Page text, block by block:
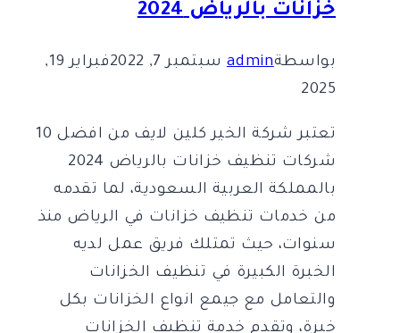
خزانات بالرياض 2024
بواسطةadmin سبتمبر 7, 2022
فبراير 19,
2025
تعتبر شركة الخير كلين لايف من افضل 10
شركات تنظيف خزانات بالرياض 2024
بالمملكة العربية السعودية، لما تقدمه
من خدمات تنظيف خزانات في الرياض منذ
سنوات، حيث تمتلك فريق عمل لديه
الخبرة الكبيرة في تنظيف الخزانات
والتعامل مع جيمع انواع الخزانات بكل
خبرة، وتقدم خدمة تنظيف الخزانات